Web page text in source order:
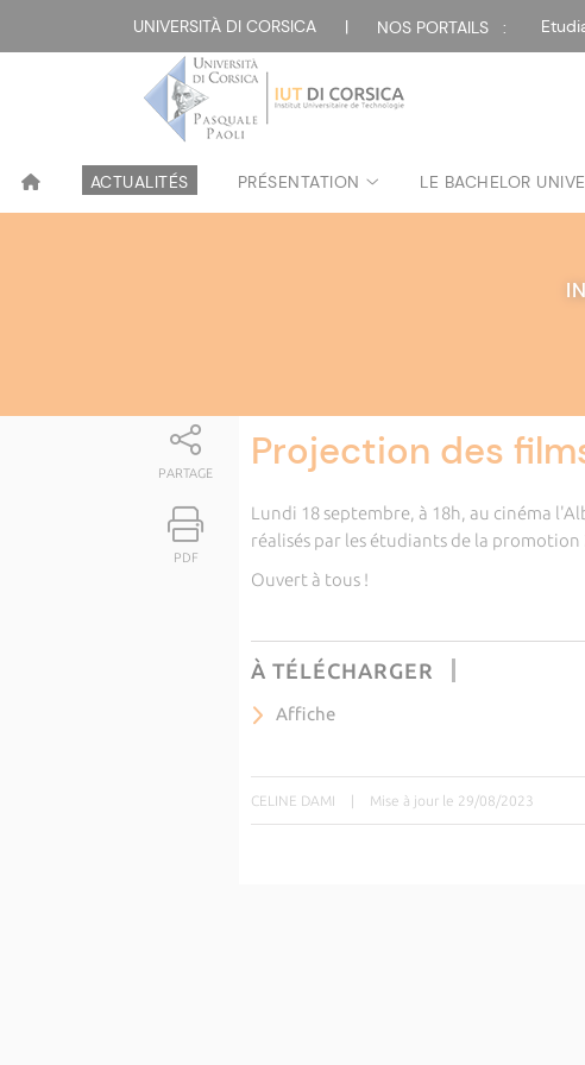
UNIVERSITÀ DI CORSICA | NOS PORTAILS :
ACTUALITÉS PRÉSENTATION LE BACHELOR
PARTAGE
PDF
Projection des
Lundi 18 septembre, à 18h, au cinéma
réalisés par les étudiants de la promotion
Ouvert à tous !
À TÉLÉCHARGER
Affiche
CELINE DAMI | Mise à jour le 29/08/2023